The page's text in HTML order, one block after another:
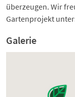
überzeugen. Wir
Gartenprojekt
Galerie